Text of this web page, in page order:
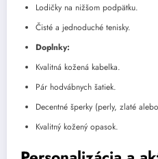
Lodičky na nižšom podpätku.
Čisté a jednoduché tenisky.
Doplnky:
Kvalitná kožená kabelka.
Pár hodvábnych šatiek.
Decentné šperky (perly, zlaté
Kvalitný kožený opasok.